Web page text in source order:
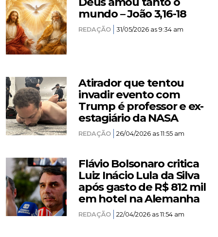
mundo – João 3,16-18
REDAÇÃO 31/05/2026 as 9:34 am
Atirador que tentou
invadir evento com
Trump é professor e ex-
estagiário da NASA
REDAÇÃO 26/04/2026 as 11:55 am
Flávio Bolsonaro critica
Luiz Inácio Lula da Silva
após gasto de R$ 812 mil
em hotel na Alemanha
REDAÇÃO 22/04/2026 as 11:54 am